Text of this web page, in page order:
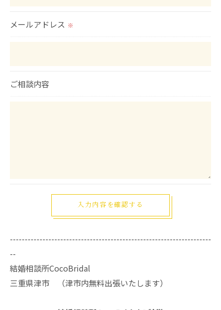
メールアドレス ※
ご相談内容
--------------------------------------------------------------------
--
結婚相談所CocoBridal
三重県津市 （津市内無料出張いたします）